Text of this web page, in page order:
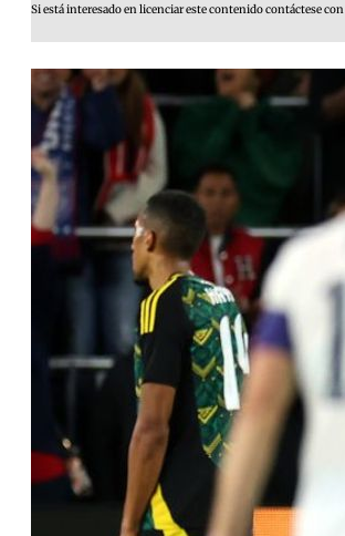
Si está interesado en licenciar este contenido contáctese con